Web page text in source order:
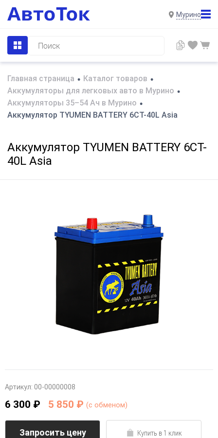
Мурино
Главная страница • Каталог товаров •
Аккумуляторы для легковых авто в Мурино •
Аккумуляторы 35–54 Ач в Мурино •
Аккумулятор TYUMEN BATTERY 6CT-40L Asia
Аккумулятор TYUMEN BATTERY 6CT-
40L Asia
Артикул: 00-00000008
6 300 ₽ 5 850 ₽ (c обменом)
Запросить цену Купить в 1 клик